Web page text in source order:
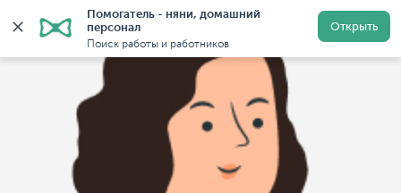
Помогатель - няни, домашний
персонал
Поиск работы и работников
Открыть
Главная Сиделки Сиделки в Санкт-Петербурге